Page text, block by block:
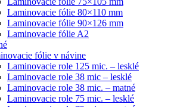
Laminovacie fólie 80×110 mm
Laminovacie fólie 90×126 mm
Laminovacie fólie A2
fólie v návine
Laminovacie role 125 mic. – lesklé
Laminovacie role 38 mic – lesklé
Laminovacie role 38 mic. – matné
Laminovacie role 75 mic. – lesklé